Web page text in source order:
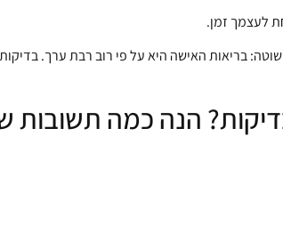
לעצמך זמן.
בריאות האישה היא על פי רוב רבת ערך. בדיקות
הנה כמה תשובות